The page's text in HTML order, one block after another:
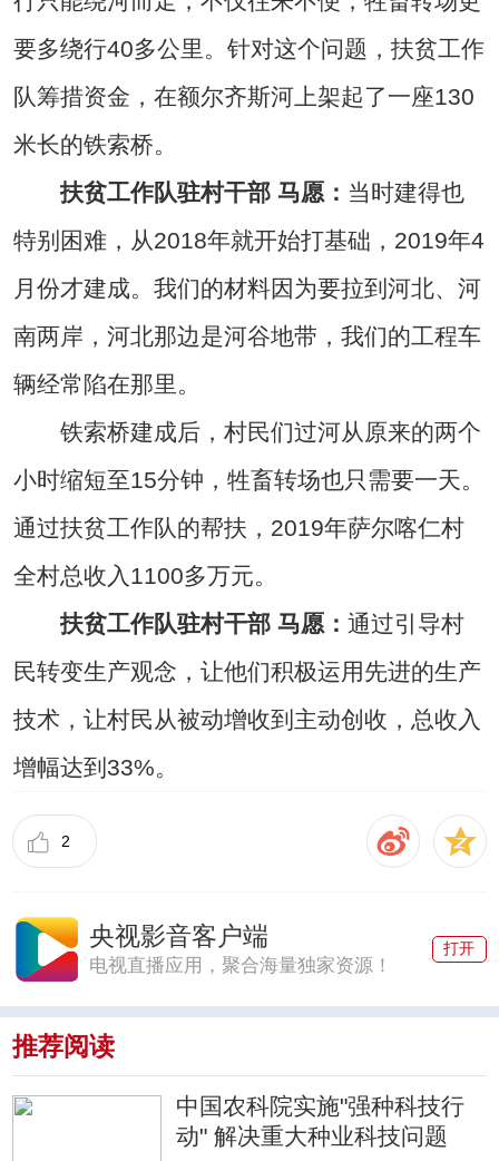
要多绕行40多公里。针对这个问题，扶贫工作
队筹措资金，在额尔齐斯河上架起了一座130
米长的铁索桥。
扶贫工作队驻村干部 马愿： 当时建得也
特别困难，从2018年就开始打基础，2019年4
月份才建成。我们的材料因为要拉到河北、河
南两岸，河北那边是河谷地带，我们的工程车
辆经常陷在那里。
铁索桥建成后，村民们过河从原来的两个
小时缩短至15分钟，牲畜转场也只需要一天。
通过扶贫工作队的帮扶，2019年萨尔喀仁村
全村总收入1100多万元。
扶贫工作队驻村干部 马愿： 通过引导村
民转变生产观念，让他们积极运用先进的生产
技术，让村民从被动增收到主动创收，总收入
增幅达到33%。
2
央视影音客户端
电视直播应用，聚合海量独家资源！
打开
推荐阅读
中国农科院实施"强种科技行
动" 解决重大种业科技问题